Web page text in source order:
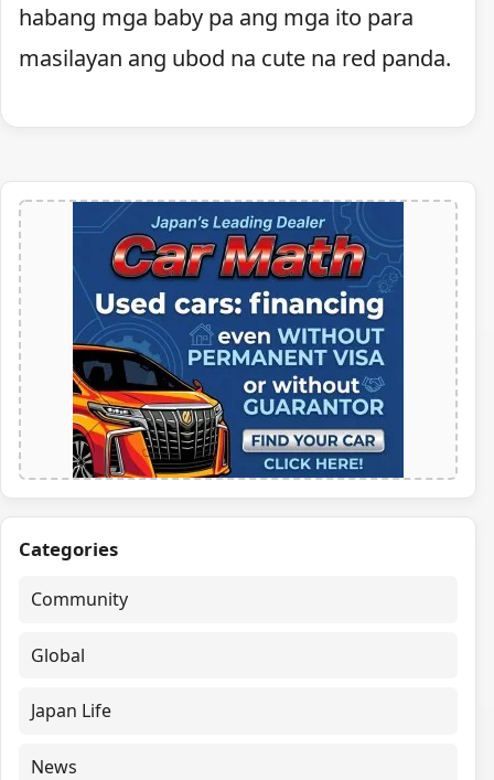
habang mga baby pa ang mga ito para
masilayan ang ubod na cute na red panda.
Categories
Community
Global
Japan Life
News